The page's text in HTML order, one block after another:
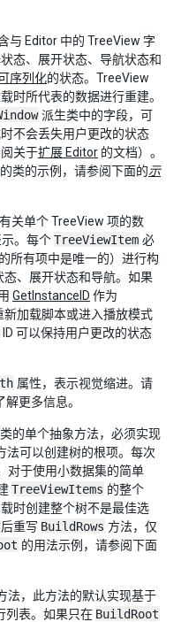
与 Editor 中的 TreeView 字
态、展开状态、导航状态和
序列化的状态。TreeView
时所代表的数据进行重建。
派生类中的字段，可
不会丢失用户更改的状态
关于扩展 Editor 的文档）。
类的示例，请参阅下面的示
关单个 TreeView 项的数
。每个TreeViewItem 必
所有项中是唯一的）进行构
态、展开状态和导航。如果
GetInstanceID 作为
新加载脚本或进入播放模式
可以保持用户更改的状态
属性，表示视觉缩进。请
更多信息。
类的单个抽象方法，必须实现
法可以创建树的根项。每次
对于使用小数据集的简单
TreeViewItems 的整个
时创建整个树不是最佳选
重写 BuildRows 方法，仅
的用法示例，请参阅下面
法，此方法的默认实现基于
列表。如果只在 BuildRoot